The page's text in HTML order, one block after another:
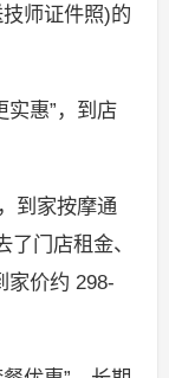
师证件照)的
惠”，到店
到家按摩通
门店租金、
家价约 298-